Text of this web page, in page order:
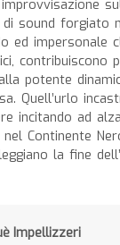
sound forgiato
ed impersonale
contribuiscono
potente
Quell’urlo
incitando ad
Continente
la fine
Impellizzeri